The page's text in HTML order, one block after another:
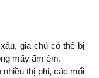
gia chủ có thể bị
mấy ấm êm.
nhiều thị phi, các mối